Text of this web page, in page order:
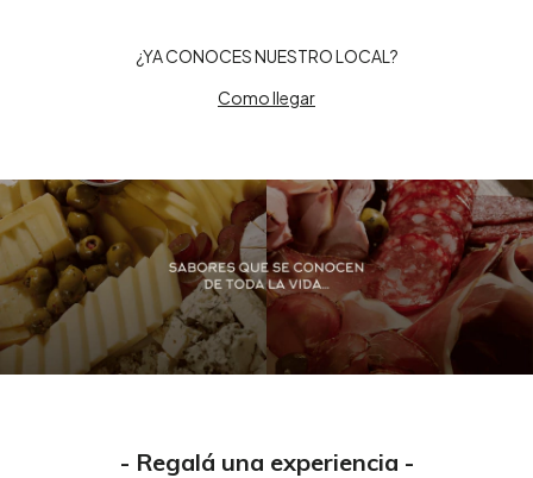
¿YA CONOCES NUESTRO LOCAL?
Como llegar
- Regalá una experiencia -